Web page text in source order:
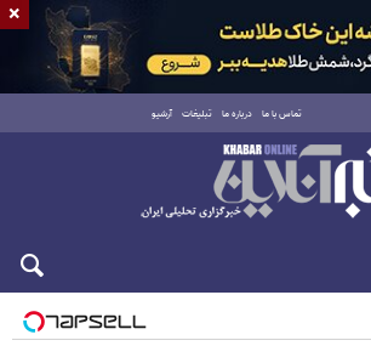
تماس با ما درباره ما تبلیغات آرشیو
جمعه ۱۶ مرداد ۱۴۰۵
×